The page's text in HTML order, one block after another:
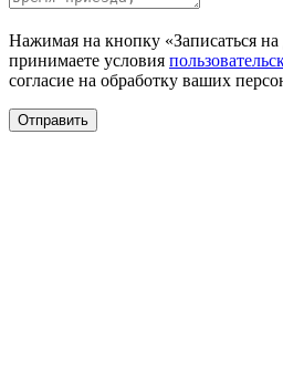
Нажимая на кнопку «Записаться
принимаете условия
согласие на обработку ваших
Отправить